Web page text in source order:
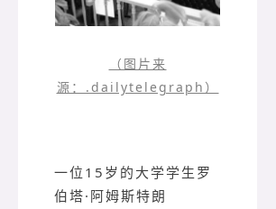
（图片来
源：.dailytelegraph）
一位15岁的大学学生罗
伯塔·阿姆斯特朗